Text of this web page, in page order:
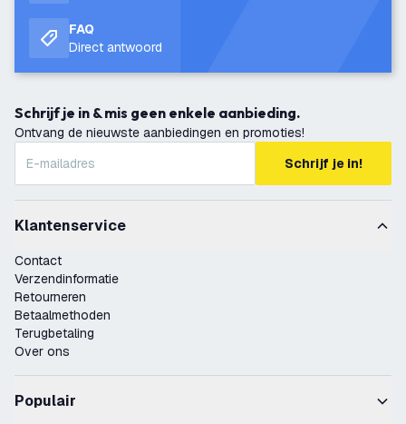
FAQ
Direct antwoord
Schrijf je in & mis geen enkele aanbieding.
Ontvang de nieuwste aanbiedingen en promoties!
Schrijf je in!
Klantenservice
Contact
Verzendinformatie
Retourneren
Betaalmethoden
Terugbetaling
Over ons
Populair